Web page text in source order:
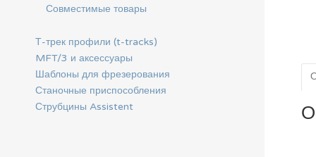
Совместимые товары
Т-трек профили (t-tracks)
MFT/3 и аксессуары
Шаблоны для фрезерования
Станочные приспособления
Струбцины Assistent